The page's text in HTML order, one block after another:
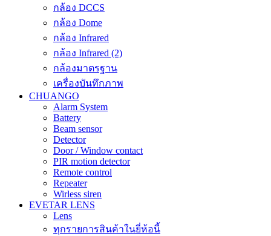
กล้อง DCCS
กล้อง Dome
กล้อง Infrared
กล้อง Infrared (2)
กล้องมาตรฐาน
เครื่องบันทึกภาพ
CHUANGO
Alarm System
Battery
Beam sensor
Detector
Door / Window contact
PIR motion detector
Remote control
Repeater
Wirless siren
EVETAR LENS
Lens
ทุกรายการสินค้าในยี่ห้อนี้